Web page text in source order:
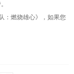
：燃烧雄心》，如果您